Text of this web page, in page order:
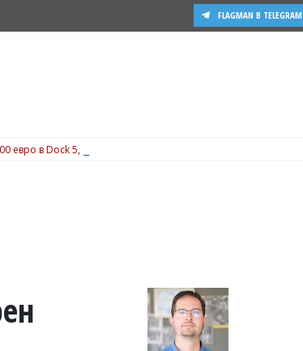
FLAGMAN В TELEGRAM
евро в Dock 5, вижте подробности